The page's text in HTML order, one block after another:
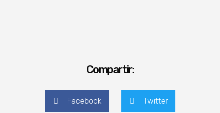
Compartir:
Facebook Twitter